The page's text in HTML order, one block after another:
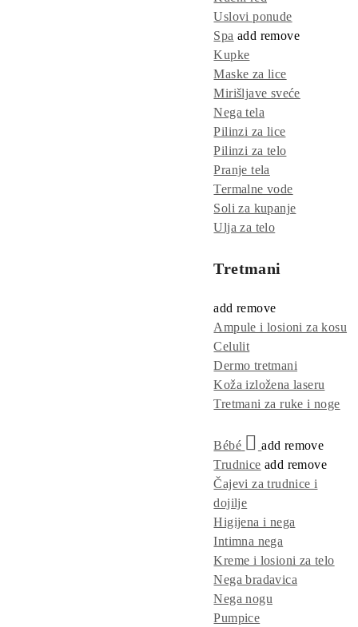
Uslovi ponude
Spa add remove
Kupke
Maske za lice
Mirišljave sveće
Nega tela
Pilinzi za lice
Pilinzi za telo
Pranje tela
Termalne vode
Soli za kupanje
Ulja za telo
Tretmani
addremove
Ampule i losioni za kosu
Celulit
Dermo tretmani
Koža izložena laseru
Tretmani za ruke i noge
Bébé add remove
Trudnice add remove
Čajevi za trudnice i
dojilje
Higijena i nega
Intimna nega
Kreme i losioni za telo
Nega bradavica
Nega nogu
Pumpice